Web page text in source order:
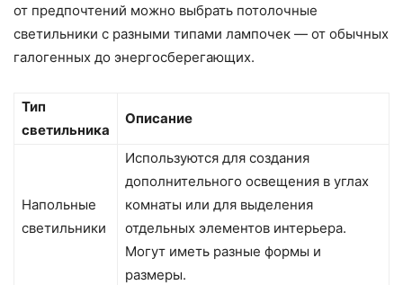
от предпочтений можно выбрать потолочные
светильники с разными типами лампочек — от обычных
галогенных до энергосберегающих.
Тип
светильника
Описание
Напольные
светильники
Используются для создания
дополнительного освещения в углах
комнаты или для выделения
отдельных элементов интерьера.
Могут иметь разные формы и
размеры.